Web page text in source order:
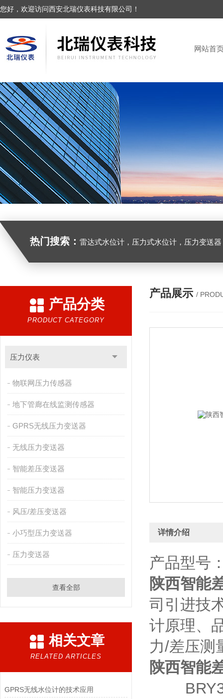
您好，欢迎访问西安北瑞仪表科技有限公司！
网站首
热门搜索： 雷达式水位计，压力式水位计，压力变送器
产品分类
PRODUCT CATEGORY
压力仪表
物联网压力传感器
地下管廊在线监测传感器
GPRS无线压力变送器
无线压力变送器
智能差压变送器
智能压力变送器
风压/差压变送器
小巧型压力变送器
压力变送器
查看全部
相关文章
RELATED ARTICLES
GPRS无线水位计的技术应用
产品展示 /
详情介绍
产品型号
陕西智能
司引进技
计原理、
力/差压测
陕西智能